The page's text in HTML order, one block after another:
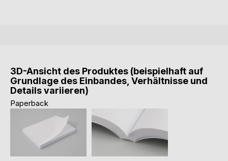
3D-Ansicht des Produktes (beispielhaft auf
Grundlage des Einbandes, Verhältnisse und
Details variieren)
Paperback